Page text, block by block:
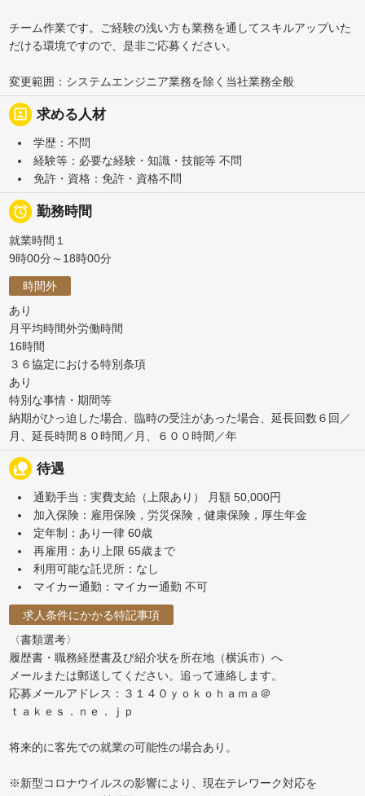
チーム作業です。ご経験の浅い方も業務を通してスキルアップいた
だける環境ですので、是非ご応募ください。
変更範囲：システムエンジニア業務を除く当社業務全般
portrait 求める人材
学歴：不問
経験等：必要な経験・知識・技能等 不問
免許・資格：免許・資格不問
 勤務時間
就業時間１
9時00分～18時00分
時間外
あり
月平均時間外労働時間
16時間
３６協定における特別条項
あり
特別な事情・期間等
納期がひっ迫した場合、臨時の受注があった場合、延長回数６回／
月、延長時間８０時間／月、６００時間／年
nature_people 待遇
通勤手当：実費支給（上限あり） 月額 50,000円
加入保険：雇用保険，労災保険，健康保険，厚生年金
定年制：あり一律 60歳
再雇用：あり上限 65歳まで
利用可能な託児所：なし
マイカー通勤：マイカー通勤 不可
求人条件にかかる特記事項
〈書類選考〉
履歴書・職務経歴書及び紹介状を所在地（横浜市）へ
メールまたは郵送してください。追って連絡します。
応募メールアドレス：３１４０ｙｏｋｏｈａｍａ＠
ｔａｋｅｓ．ｎｅ．ｊｐ
将来的に客先での就業の可能性の場合あり。
※新型コロナウイルスの影響により、現在テレワーク対応を